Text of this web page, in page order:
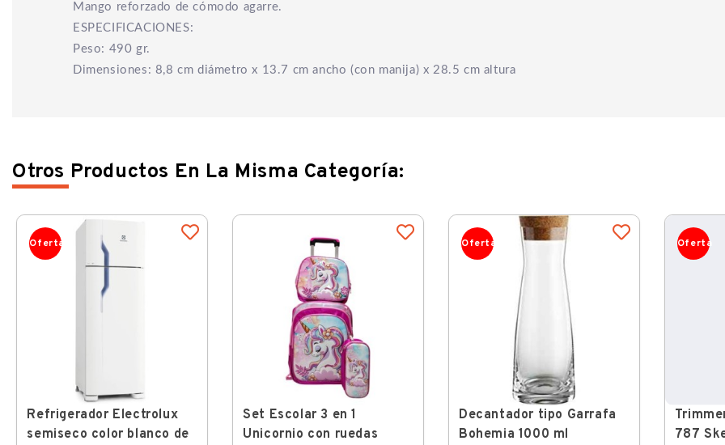
Mango reforzado de cómodo agarre.
ESPECIFICACIONES:
Peso: 490 gr.
Dimensiones: 8,8 cm diámetro x 13.7 cm ancho (con manija) x 28.5 cm altura
Otros Productos En La Misma Categoría:
Oferta
Refrigerador Electrolux
semiseco color blanco de
Set Escolar 3 en 1
Unicornio con ruedas
Oferta
Decantador tipo Garrafa
Bohemia 1000 ml
Oferta
787